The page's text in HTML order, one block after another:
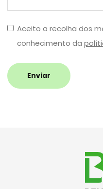
Aceito a recolha dos
conhecimento da
Enviar